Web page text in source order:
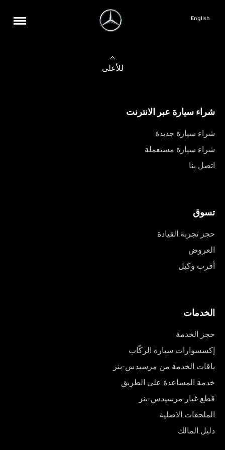
English
للأعلى
شراء سيارة عبر الانترنت
شراء سيارة جديدة
شراء سيارة مستعملة
اتصل بنا
تسوق
حجز تجربة القيادة
العروض
أقرب وكيل
الخدمات
حجز الخدمة
إكسسوارات سيارة الركّاب
باقات الخدمة من مرسيدس-بنز
خدمة المساعدة على الطريق
قطع غيار مرسيدس-بنز
الملحقات الأصلية
دليل المالك